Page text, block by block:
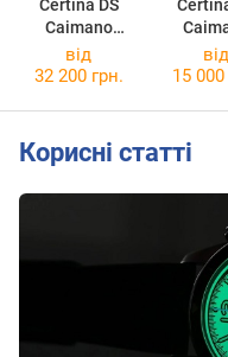
Certina DS
Caimano
C035.417.44.0
87.00
від
32 200 грн.
від
15 000
Корисні статті